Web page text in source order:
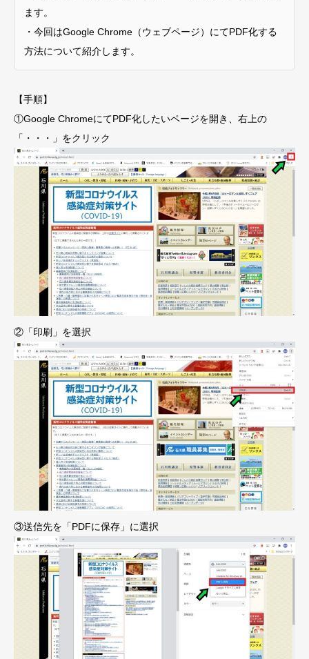
ます。
・今回はGoogle Chrome（ウェブページ）にてPDF化する
方法について紹介します。
【手順】
①Google ChromeにてPDF化したいページを開き、右上の
「・・・」をクリック
②「印刷」を選択
③送信先を「PDFに保存」に選択